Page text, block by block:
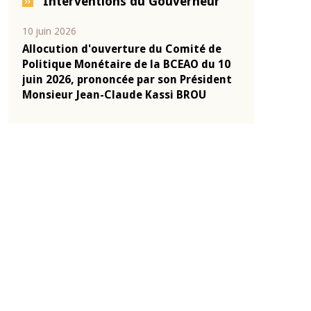
04 mars 2026
Allocution d'ouverture du Comité de
Politique Monétaire de la BCEAO du 4
mars 2026, prononcée par son Président
Monsieur Jean-Claude Kassi BROU